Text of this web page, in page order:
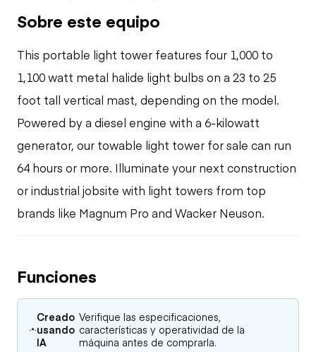
Sobre este equipo
This portable light tower features four 1,000 to
1,100 watt metal halide light bulbs on a 23 to 25
foot tall vertical mast, depending on the model.
Powered by a diesel engine with a 6-kilowatt
generator, our towable light tower for sale can run
64 hours or more. Illuminate your next construction
or industrial jobsite with light towers from top
brands like Magnum Pro and Wacker Neuson.
Funciones
Creado
usando
IA
Verifique las especificaciones,
características y operatividad de la
máquina antes de comprarla.